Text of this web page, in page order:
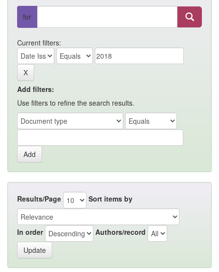
for
Current filters:
Add filters:
Use filters to refine the search results.
Results/Page Sort items by
In order Authors/record